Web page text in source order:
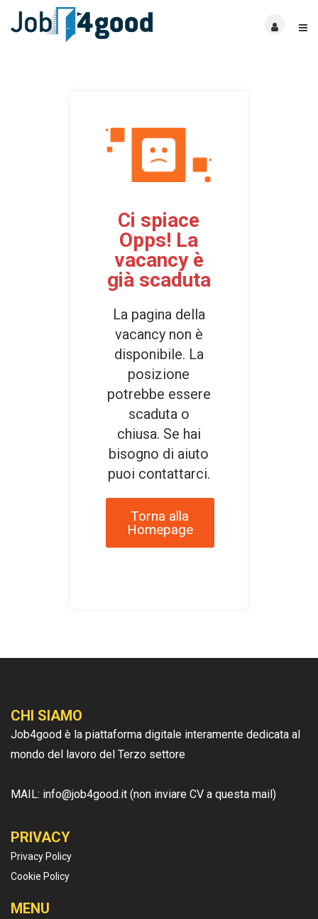
Ci spiace
Opps! La
vacancy è
già scaduta
La pagina della
vacancy non è
disponibile. La
posizione
potrebbe essere
scaduta o
chiusa. Se hai
bisogno di aiuto
puoi contattarci.
Torna alla
Homepage
CHI SIAMO
Job4good è la piattaforma digitale interamente dedicata al
mondo del lavoro del Terzo settore
MAIL: info@job4good.it (non inviare CV a questa mail)
PRIVACY
Privacy Policy
Cookie Policy
MENU